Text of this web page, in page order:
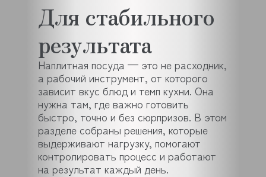
Для стабильного
результата
Наплитная посуда — это не расходник,
а рабочий инструмент, от которого
зависит вкус блюд и темп кухни. Она
нужна там, где важно готовить
быстро, точно и без сюрпризов. В этом
разделе собраны решения, которые
выдерживают нагрузку, помогают
контролировать процесс и работают
на результат каждый день.